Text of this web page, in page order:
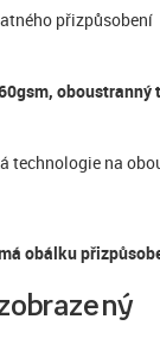
přizpůsobení
oboustranný
technologie na
obálku